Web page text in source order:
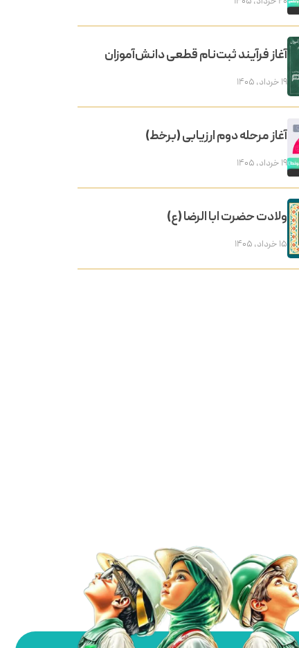
آغاز فرآیند ثبت‌نام قطعی دانش‌آموزان
۱۹ خرداد, ۱۴۰۵
آغاز مرحله دوم ارزیابی (برخط)
۱۹ خرداد, ۱۴۰۵
ولادت حضرت ابا الرضا (ع)
۱۵ خرداد, ۱۴۰۵